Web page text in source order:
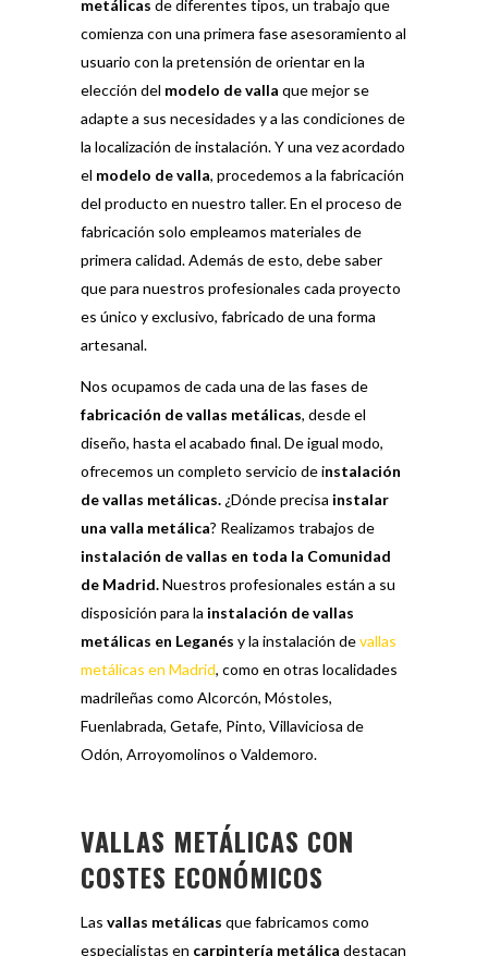
metálicas de diferentes tipos, un trabajo que
comienza con una primera fase asesoramiento al
usuario con la pretensión de orientar en la
elección del modelo de valla que mejor se
adapte a sus necesidades y a las condiciones de
la localización de instalación. Y una vez acordado
el modelo de valla, procedemos a la fabricación
del producto en nuestro taller. En el proceso de
fabricación solo empleamos materiales de
primera calidad. Además de esto, debe saber
que para nuestros profesionales cada proyecto
es único y exclusivo, fabricado de una forma
artesanal.
Nos ocupamos de cada una de las fases de
fabricación de vallas metálicas, desde el
diseño, hasta el acabado final. De igual modo,
ofrecemos un completo servicio de instalación
de vallas metálicas. ¿Dónde precisa instalar
una valla metálica? Realizamos trabajos de
instalación de vallas en toda la Comunidad
de Madrid.Nuestros profesionales están a su
disposición para la instalación de vallas
metálicas en Leganés y la instalación devallas
metálicas en Madrid, como en otras localidades
madrileñas como Alcorcón, Móstoles,
Fuenlabrada, Getafe, Pinto, Villaviciosa de
Odón, Arroyomolinos o Valdemoro.
VALLAS METÁLICAS CON
COSTES ECONÓMICOS
Las vallas metálicas que fabricamos como
especialistas en carpintería metálica destacan